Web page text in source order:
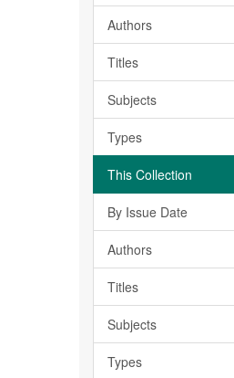
Authors
Titles
Subjects
Types
This Collection
By Issue Date
Authors
Titles
Subjects
Types